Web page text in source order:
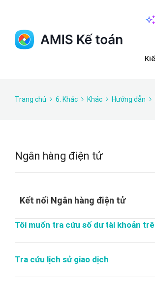
Trang chủ 6. Khác Khác Hướng dẫn
Ngân hàng điện tử
Kết nối Ngân hàng điện tử
Tôi muốn tra cứu số dư tài khoản
Tra cứu lịch sử giao dịch